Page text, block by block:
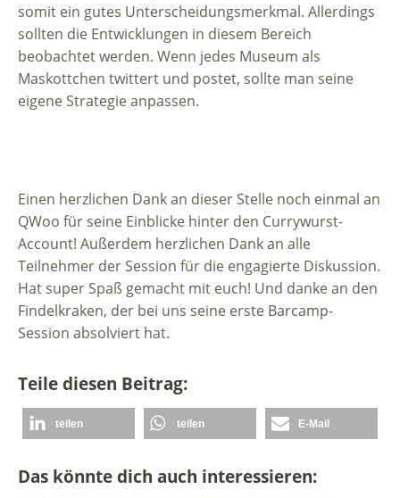
somit ein gutes Unterscheidungsmerkmal. Allerdings
sollten die Entwicklungen in diesem Bereich
beobachtet werden. Wenn jedes Museum als
Maskottchen twittert und postet, sollte man seine
eigene Strategie anpassen.
Einen herzlichen Dank an dieser Stelle noch einmal an
QWoo für seine Einblicke hinter den Currywurst-
Account! Außerdem herzlichen Dank an alle
Teilnehmer der Session für die engagierte Diskussion.
Hat super Spaß gemacht mit euch! Und danke an den
Findelkraken, der bei uns seine erste Barcamp-
Session absolviert hat.
Teile diesen Beitrag:
teilen teilen E-Mail
Das könnte dich auch interessieren: